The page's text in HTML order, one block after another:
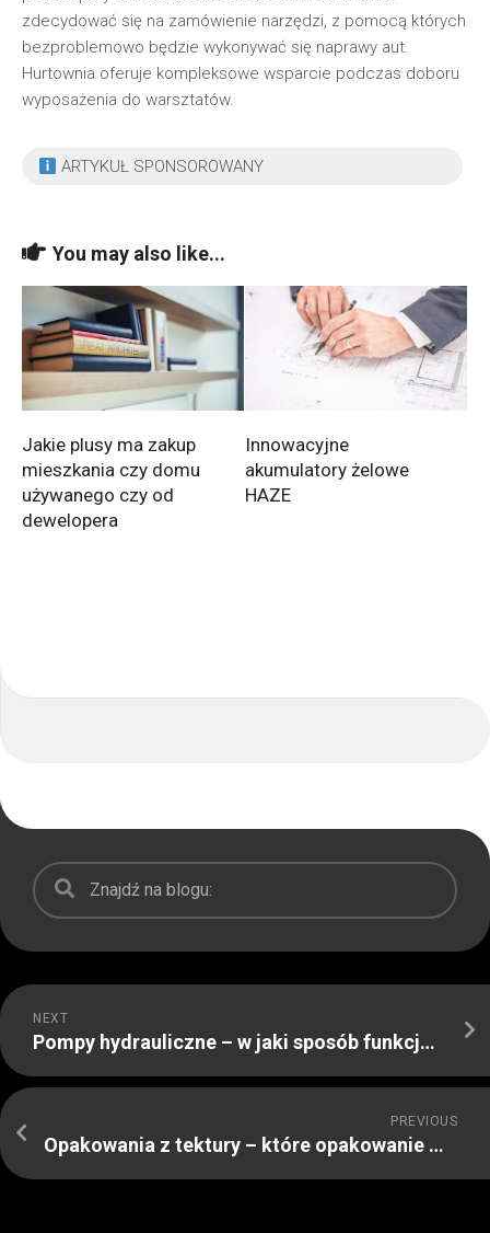
zdecydować się na zamówienie narzędzi, z pomocą których
bezproblemowo będzie wykonywać się naprawy aut.
Hurtownia oferuje kompleksowe wsparcie podczas doboru
wyposażenia do warsztatów.
ARTYKUŁ SPONSOROWANY
You may also like...
Jakie plusy ma zakup
mieszkania czy domu
używanego czy od
dewelopera
Innowacyjne
akumulatory żelowe
HAZE
NEXT
Pompy hydrauliczne – w jaki sposób funkcjonują oraz z jakiej przyczyny należałoby je stosować?
PREVIOUS
Opakowania z tektury – które opakowanie wybrać?